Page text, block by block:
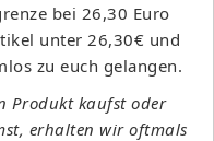
bei 26,30 Euro
unter 26,30€ und
zu euch gelangen.
Produkt kaufst oder
erhalten wir oftmals